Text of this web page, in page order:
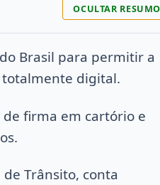
OCULTAR RESUMO
Brasil para permitir a
digital.
firma em cartório e
Trânsito, conta